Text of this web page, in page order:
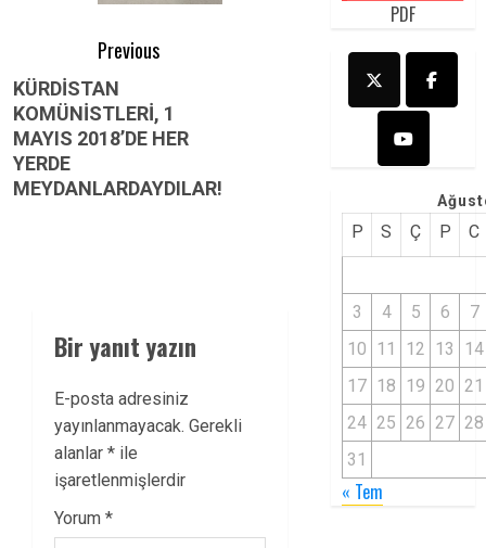
Post
navigation
Previous
Previous
post:
KÜRDİSTAN
KOMÜNİSTLERİ, 1
MAYIS 2018’DE HER
YERDE
MEYDANLARDAYDILAR!
Bir yanıt yazın
E-posta adresiniz
yayınlanmayacak. Gerekli
alanlar * ile
işaretlenmişlerdir
Yorum *
PDF
P S Ç P C
3 4 5 6
7
10 11 12 13
14
17 18 19 20 21
24 25 26 27 28
31
« Tem